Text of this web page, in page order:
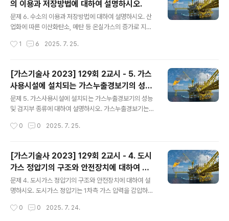
사협의체 구성 대상 사업의 근로자 중에서 근로자대표가
사업주의 의견을 들어 추천하는 사람근로자 단체 추천 : 근
로자단체에 소속된 임직원 중에서 동 단체가 추천하는 사
동 단체가 추천하는 사람산재 예방 전문단체 추천 : 산업재
의 이용과 저장방법에 대하여 설명하시오.
문제 6. 수소의 이용과 저장방법에 대하여 설명하시오. 산
업화에 따른 이산화탄소, 메탄 등 온실가스의 증가로 지구
을 위한 경제, 사회적 정책이 강화되고 있으며, 국내에서도
의 경우, 대표적인 무탄소 에너지로써 연소 시 이산화탄소
가 발생하지 않는 장점이 있기에, 생산, 저장, 운송, 이용 등
여러 분야에서 지속 연구개발 중임 1. 수소의 이용1) 발전연
료전지와 가스터빈 발전으로 나눌 수 있음. 연료전지 발전
은 수소와 산소의 전기화학반응을 이용하여 전기 및 열을
거나 LNG 등에 수소를 혼합, 연소하는 기술이다. 2) 수송
1 6 2025. 7. 25.
[가스기술사 2023] 129회 2교시 - 5. 가스
사용시설에 설치되는 가스누출경보기의 성능
및 검지부 종류에 대하여 설명하시오.
문제 5. 가스사용시설에 설치되는 가스누출경보기의 성능
및 검지부 종류에 대하여 설명하시오. 가스누출경보기는
동으로 경보를 울리는 장치로써, 자동차단장치와 연동하여
촉연소식, 기체열전도식 등으로 나눈다. 1. 경보기 성능1)
기능기본사항 : 가스의 누출을 검지하여 농도를 지시함과
동시에 경보를 울려야 한다.,설정농도 : 미리 설정된 가스농
도(폭발하한계의 1/4 이하)에서 자동으로 경보를 울려야
한다.경보 지속/정지 : 경보를 울린 후에는 주위의 가스 농
을 때 경보가 정지되어야 한다.잡가스 미경보 : 담배연기 등
0 0 2025. 7. 25.
[가스기술사 2023] 129회 2교시 - 4. 도시
가스 정압기의 구조와 안전장치에 대하여 설
명하시오.
문제 4. 도시가스 정압기의 구조와 안전장치에 대하여 설
명하시오. 도시가스 정압기는 1차측 가스 압력을 감압하여
지해주는 장치이다.주요 구조는 압력 조절을 위한 다이어
0 0 2025. 7. 24.